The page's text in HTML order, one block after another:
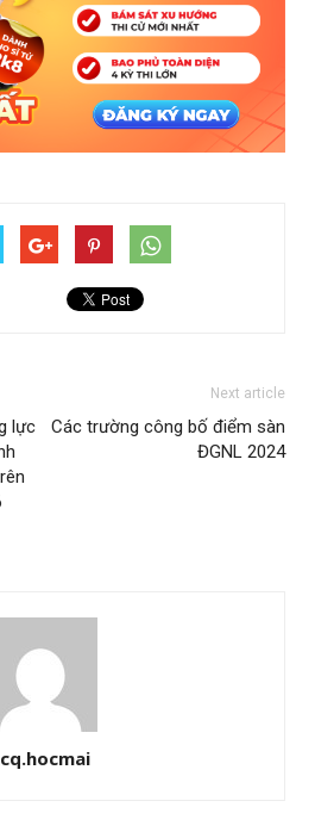
lực
Next article
Các trường công bố điểm sàn
ĐGNL 2024